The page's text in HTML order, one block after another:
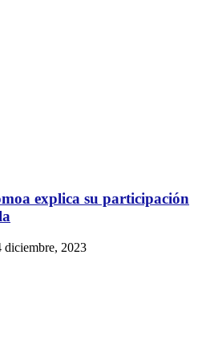
explica su participación
diciembre, 2023